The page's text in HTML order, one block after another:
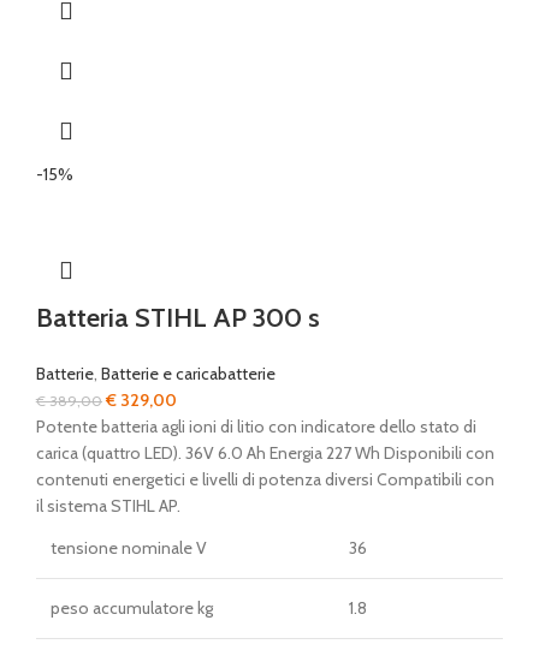
-15%
Batteria STIHL AP 300 s
Batterie, Batterie e caricabatterie
€389,00Il
prezzo
originale
era:
€ 389,00.
€ 329,00
prezzo
attuale
è:
€ 329,00.
Potente batteria agli ioni di litio con indicatore dello stato di
carica (quattro LED). 36V 6.0 Ah Energia 227 Wh Disponibili con
contenuti energetici e livelli di potenza diversi Compatibili con
il sistema STIHL AP.
tensione nominale V
36
peso accumulatore kg 1.8